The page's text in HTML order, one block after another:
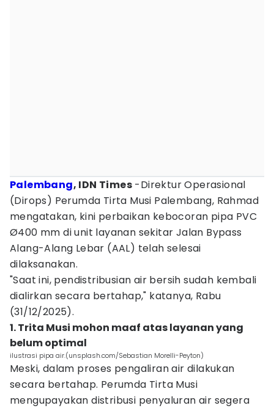
Palembang, IDN Times -Direktur Operasional
(Dirops) Perumda Tirta Musi Palembang, Rahmad
mengatakan, kini perbaikan kebocoran pipa PVC
Ø400 mm di unit layanan sekitar Jalan Bypass
Alang-Alang Lebar (AAL) telah selesai
dilaksanakan.
"Saat ini, pendistribusian air bersih sudah kembali
dialirkan secara bertahap," katanya, Rabu
(31/12/2025).
1. Trita Musi mohon maaf atas layanan yang
belum optimal
ilustrasi pipa air.(unsplash.com/Sebastian Morelli-Peyton)
Meski, dalam proses pengaliran air dilakukan
secara bertahap. Perumda Tirta Musi
mengupayakan distribusi penyaluran air segera